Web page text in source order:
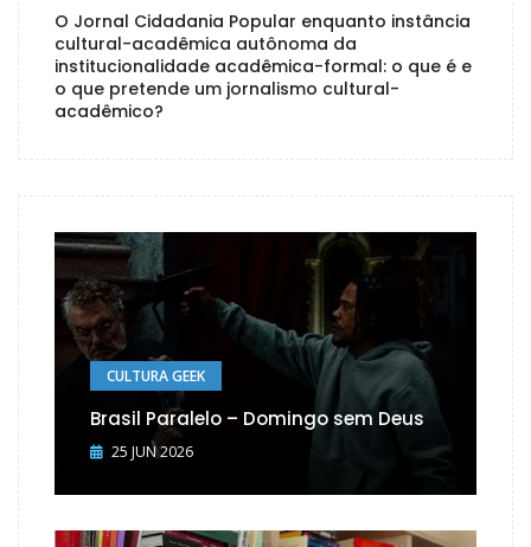
O Jornal Cidadania Popular enquanto instância
cultural-acadêmica autônoma da
institucionalidade acadêmica-formal: o que é e
o que pretende um jornalismo cultural-
acadêmico?
CULTURA GEEK
Brasil Paralelo – Domingo sem Deus
25 JUN 2026